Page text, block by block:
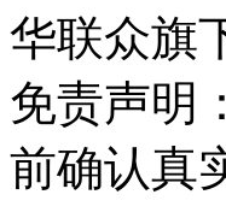
华联众旗
免责声明
前确认真